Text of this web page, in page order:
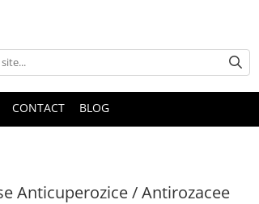
CONTACT BLOG
Anticuperozice / Antirozacee